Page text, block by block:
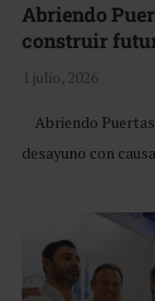
Abriendo
construir
1 julio, 2026
Abriendo
desayuno con